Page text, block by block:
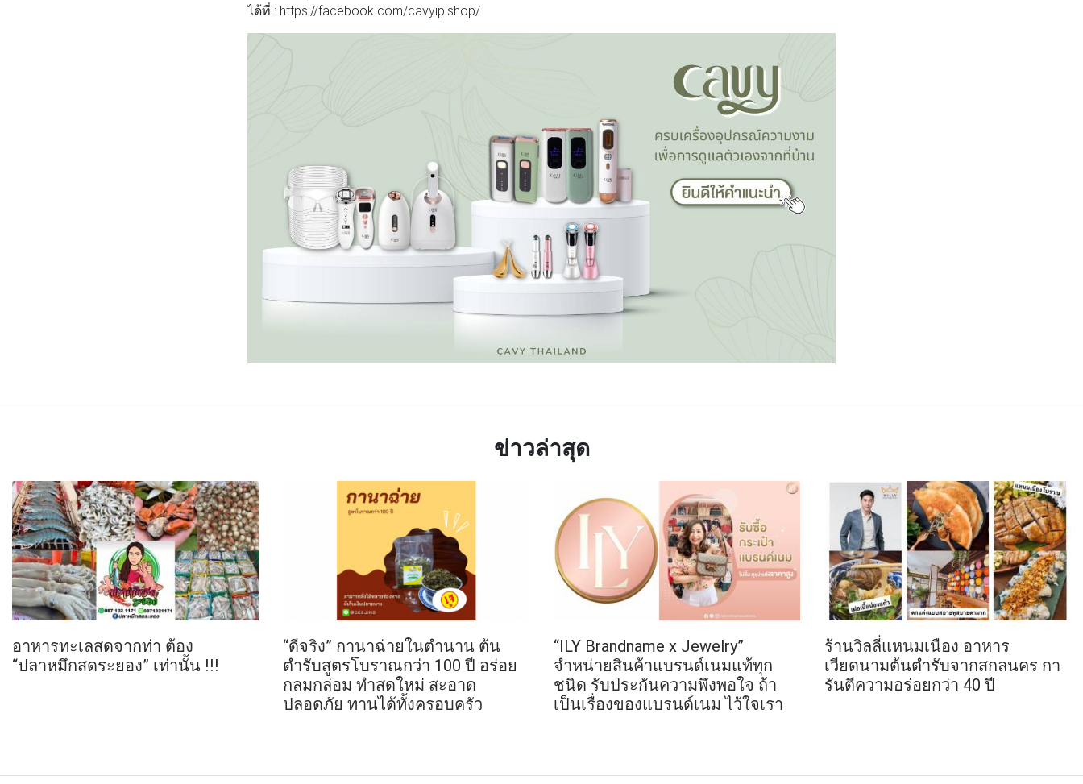
ได้ที่ : https://facebook.com/cavyiplshop/
ข่าวล่าสุด
อาหารทะเลสดจากท่า ต้อง
“ปลาหมึกสดระยอง” เท่านั้น !!!
“ดีจริง” กานาฉ่ายในตำนาน ต้น
ตำรับสูตรโบราณกว่า 100 ปี อร่อย
กลมกล่อม ทำสดใหม่ สะอาด
ปลอดภัย ทานได้ทั้งครอบครัว
“ILY Brandname x Jewelry”
จำหน่ายสินค้าแบรนด์เนมแท้ทุก
ชนิด รับประกันความพึงพอใจ ถ้า
เป็นเรื่องของแบรนด์เนม ไว้ใจเรา
ร้านวิลลี่แหนมเนือง อาหาร
เวียดนามต้นตำรับจากสกลนคร กา
รันตีความอร่อยกว่า 40 ปี